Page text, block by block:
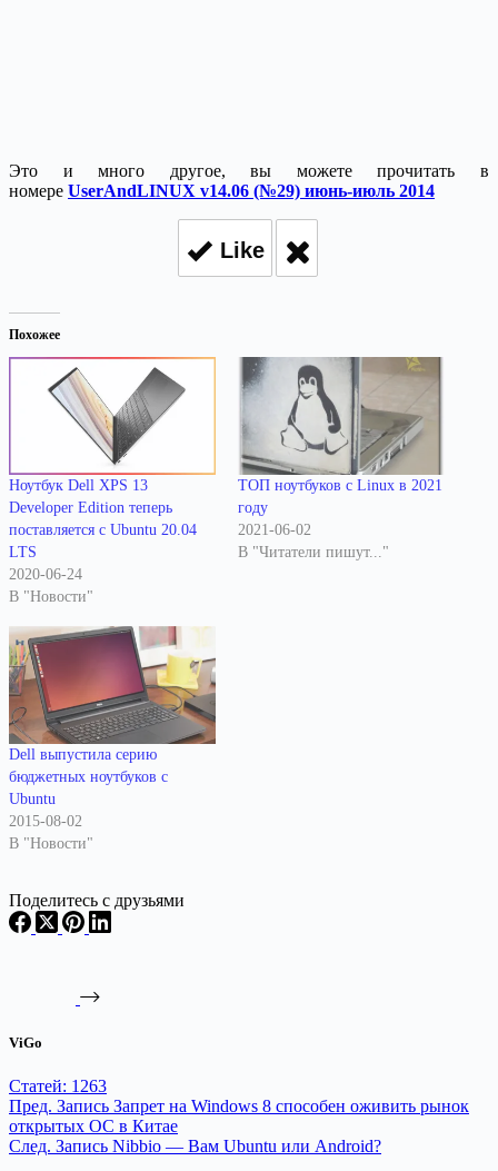
Это и много другое, вы можете прочитать в
номере UserAndLINUX v14.06 (№29) июнь-июль 2014
Like
Похожее
Ноутбук Dell XPS 13
Developer Edition теперь
поставляется с Ubuntu 20.04
LTS
2020-06-24
В "Новости"
ТОП ноутбуков с Linux в 2021
году
2021-06-02
В "Читатели пишут..."
Dell выпустила серию
бюджетных ноутбуков с
Ubuntu
2015-08-02
В "Новости"
Поделитесь с друзьями
ViGo
Статей: 1263
Пред. Запись Запрет на Windows 8 способен оживить рынок
открытых ОС в Китае
След. Запись Nibbio — Вам Ubuntu или Android?